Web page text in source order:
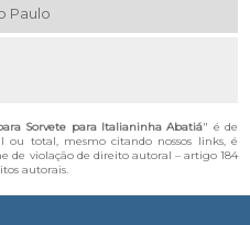
Paulo
Sorvete para Italianinha Abatiá" é de
ou total, mesmo citando nossos links, é
de violação de direito autoral – artigo 184
autorais.